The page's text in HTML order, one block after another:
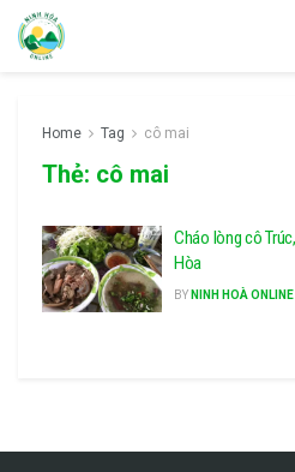
Home Tag cô mai
Thẻ: cô mai
Cháo lòng cô
Hòa
BY NINH HOÀ ONLINE